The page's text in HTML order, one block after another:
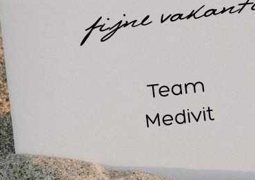
bij rugklachten en stijve gewrichten
slijmbeursontsteking
arthrose klachten
Rowo Flexi Forte in combinatie met kinesiotape:
wanneer na een massage of oefentherapie
spieren warm te zetten, kan nadien kinesiotape
achter. De huid wordt ontvankelijker voor de
plakkerig, de kinesiotape zal langer en beter